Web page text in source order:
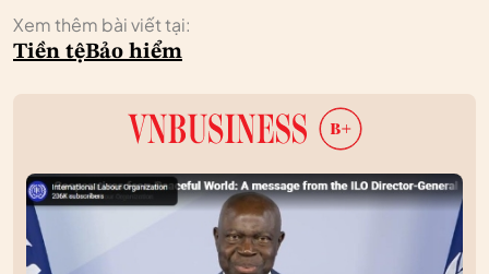
Xem thêm bài viết tại:
Tiền tệBảo hiểm